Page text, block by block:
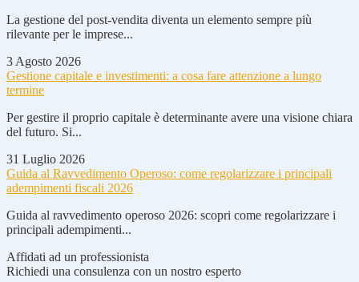
La gestione del post-vendita diventa un elemento sempre più
rilevante per le imprese...
3 Agosto 2026
Gestione capitale e investimenti: a cosa fare attenzione a lungo
termine
Per gestire il proprio capitale è determinante avere una visione chiara
del futuro. Si...
31 Luglio 2026
Guida al Ravvedimento Operoso: come regolarizzare i principali
adempimenti fiscali 2026
Guida al ravvedimento operoso 2026: scopri come regolarizzare i
principali adempimenti...
Affidati ad un professionista
Richiedi una consulenza con un nostro esperto